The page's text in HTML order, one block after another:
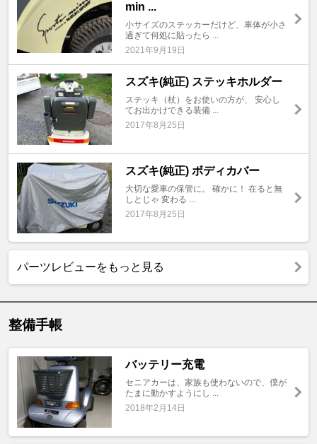
min ...
小サイズのステッカーだけど、車体が小さ
過ぎて何処に貼ったら ...
2021年9月19日
スズキ(純正) ステッキホルダー
ステッキ（杖）をお使いの方が、 安心し
てお出かけできる装備 ...
2017年8月25日
スズキ(純正) ボディカバー
大切な愛車の保管に。 確かに！ 在ると無
しとじゃ 変わる ...
2017年8月25日
パーツレビューをもっと見る
整備手帳
バッテリー充電
セニアカーは、家族も使わないので、僕が
たまに動かすようにし ...
2018年2月14日